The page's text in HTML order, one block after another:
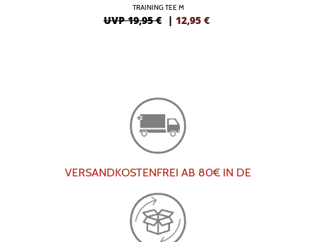
TRAINING TEE M
UVP 19,95 € | 12,95 €
VERSANDKOSTENFREI AB 80€ IN DE